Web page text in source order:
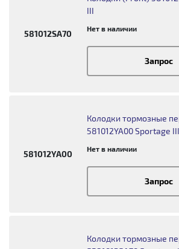
581012SA70
III
Нет в наличии
Запрос
581012YA00
Колодки тормозные
581012YA00 Sportage III
Нет в наличии
Запрос
Колодки тормозные